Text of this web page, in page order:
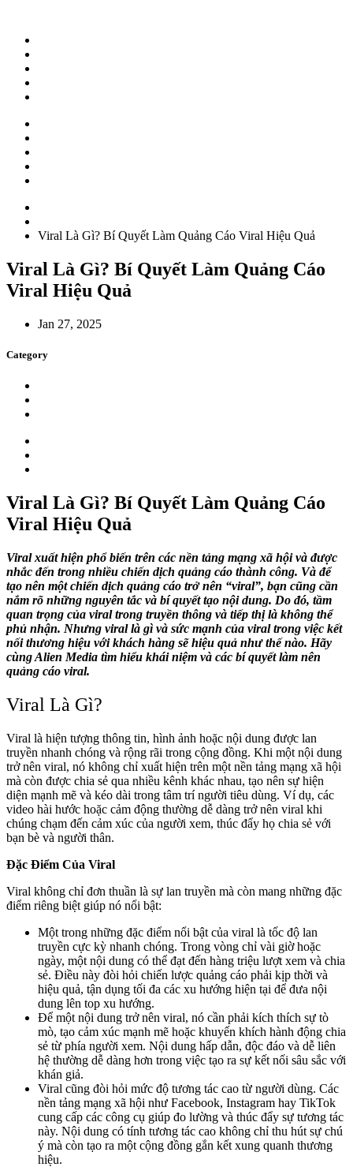
Viral Là Gì? Bí Quyết Làm Quảng Cáo Viral Hiệu Quả
Viral Là Gì? Bí Quyết Làm Quảng Cáo
Viral Hiệu Quả
Jan 27, 2025
Category
Viral Là Gì? Bí Quyết Làm Quảng Cáo
Viral Hiệu Quả
Viral xuất hiện phổ biến trên các nền tảng mạng xã hội và được
nhắc đến trong nhiều chiến dịch quảng cáo thành công. Và để
tạo nên một chiến dịch quảng cáo trở nên “viral”, bạn cũng cần
nắm rõ những nguyên tắc và bí quyết tạo nội dung. Do đó, tầm
quan trọng của viral trong truyền thông và tiếp thị là không thể
phủ nhận. Nhưng viral là gì và sức mạnh của viral trong việc kết
nối thương hiệu với khách hàng sẽ hiệu quả như thế nào. Hãy
cùng Alien Media tìm hiểu khái niệm và các bí quyết làm nên
quảng cáo viral.
Viral Là Gì?
Viral là hiện tượng thông tin, hình ảnh hoặc nội dung được lan
truyền nhanh chóng và rộng rãi trong cộng đồng. Khi một nội dung
trở nên viral, nó không chỉ xuất hiện trên một nền tảng mạng xã hội
mà còn được chia sẻ qua nhiều kênh khác nhau, tạo nên sự hiện
diện mạnh mẽ và kéo dài trong tâm trí người tiêu dùng. Ví dụ, các
video hài hước hoặc cảm động thường dễ dàng trở nên viral khi
chúng chạm đến cảm xúc của người xem, thúc đẩy họ chia sẻ với
bạn bè và người thân.
Đặc Điểm Của Viral
Viral không chỉ đơn thuần là sự lan truyền mà còn mang những đặc
điểm riêng biệt giúp nó nổi bật:
Một trong những đặc điểm nổi bật của viral là tốc độ lan
truyền cực kỳ nhanh chóng. Trong vòng chỉ vài giờ hoặc
ngày, một nội dung có thể đạt đến hàng triệu lượt xem và chia
sẻ. Điều này đòi hỏi chiến lược quảng cáo phải kịp thời và
hiệu quả, tận dụng tối đa các xu hướng hiện tại để đưa nội
dung lên top xu hướng.
Để một nội dung trở nên viral, nó cần phải kích thích sự tò
mò, tạo cảm xúc mạnh mẽ hoặc khuyến khích hành động chia
sẻ từ phía người xem. Nội dung hấp dẫn, độc đáo và dễ liên
hệ thường dễ dàng hơn trong việc tạo ra sự kết nối sâu sắc với
khán giả.
Viral cũng đòi hỏi mức độ tương tác cao từ người dùng. Các
nền tảng mạng xã hội như Facebook, Instagram hay TikTok
cung cấp các công cụ giúp đo lường và thúc đẩy sự tương tác
này. Nội dung có tính tương tác cao không chỉ thu hút sự chú
ý mà còn tạo ra một cộng đồng gắn kết xung quanh thương
hiệu.